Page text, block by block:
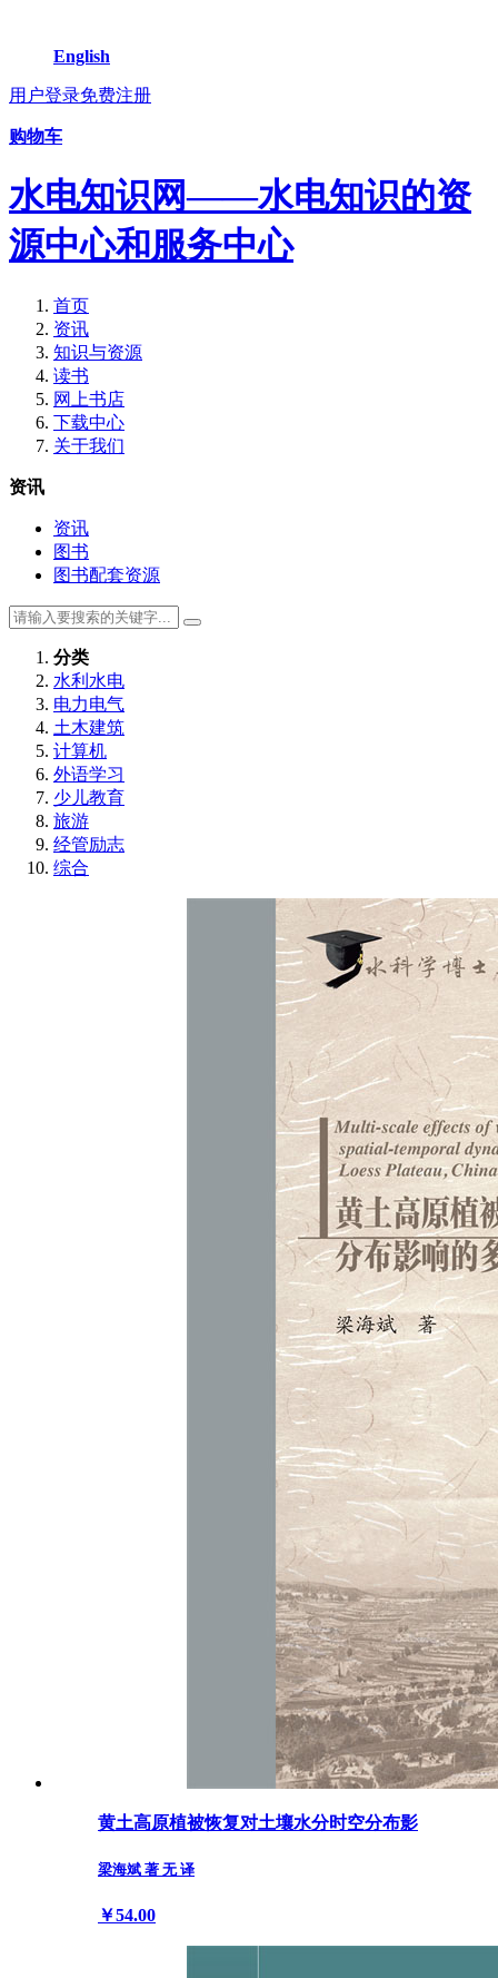
English
用户登录免费注册
购物车
水电知识网——水电知识的资
源中心和服务中心
首页
资讯
知识与资源
读书
网上书店
下载中心
关于我们
资讯
资讯
图书
图书配套资源
分类
水利水电
电力电气
土木建筑
计算机
外语学习
少儿教育
旅游
经管励志
综合
黄土高原植被恢复对土壤水分时空分布影
梁海斌 著 无 译
￥54.00